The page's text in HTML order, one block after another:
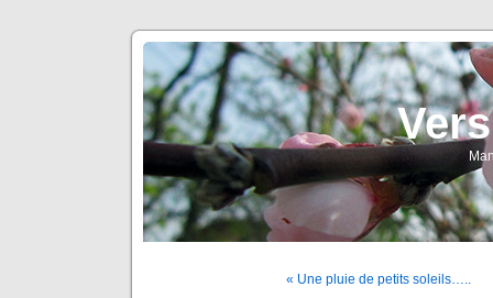
« Une pluie de petits soleils…..